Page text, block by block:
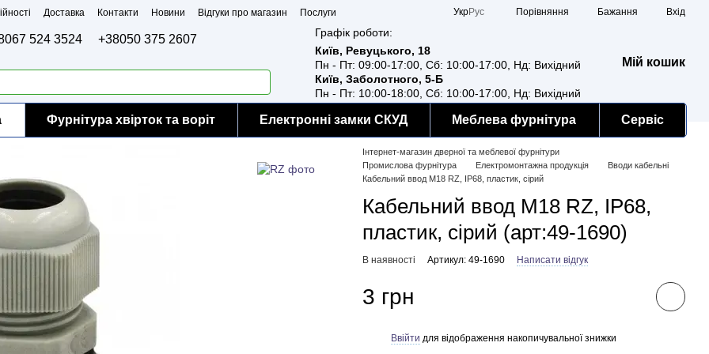
Доставка Контакти Новини Відгуки про магазин Послуги УкрРус Порівняння Бажання Вхід
524 3524 +38050 375 2607
Графік роботи:
Київ, Ревуцького, 18
Пн - Пт: 09:00-17:00, Сб: 10:00-17:00, Нд: Вихідний
Київ, Заболотного, 5-Б
Пн - Пт: 10:00-18:00, Сб: 10:00-17:00, Нд: Вихідний
Мій кошик
Фурнітура хвірток та воріт Електронні замки СКУД Меблева фурнітура Сервіс
Інтернет-магазин дверної та меблевої фурнітури
Промислова фурнітура
Електромонтажна продукція
Вводи кабельні
Кабельний ввод М18 RZ, IP68, пластик, сірий
Кабельний ввод М18 RZ, IP68,
пластик, сірий (арт:49-1690)
В наявності Артикул: 49-1690 Написати відгук
3 грн
Ввійти для відображення накопичувальної знижки